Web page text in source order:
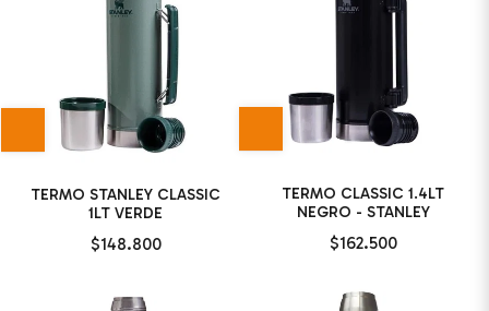
TERMO STANLEY CLASSIC
1LT VERDE
$148.800
TERMO CLASSIC 1.4LT
NEGRO - STANLEY
$162.500